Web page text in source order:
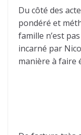
Du côté des
pondéré et
famille n’est
incarné par
manière à faire